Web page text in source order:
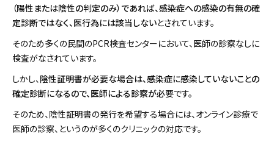
（陽性または陰性の判定のみ）であれば、感染症への感染の有無の確
定診断ではなく、医行為には該当しないとされています。
そのため多くの民間のPCR検査センターにおいて、医師の診察なしに
検査がなされています。
しかし、 陰性証明書が必要な場合は、感染症に感染していないことの
確定診断になるので、医師による診察が必要です。
そのため、陰性証明書の発行を希望する場合には、オンライン診療で
医師の診察、というのが多くのクリニックの対応です。